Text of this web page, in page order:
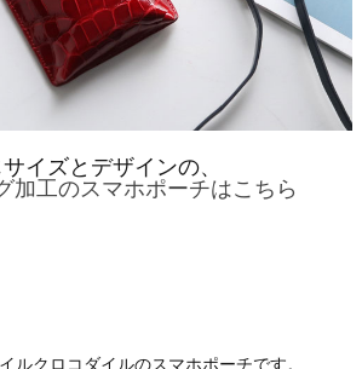
イズとデザインの、
加工のスマホポーチはこちら
ルクロコダイルのスマホポーチです。